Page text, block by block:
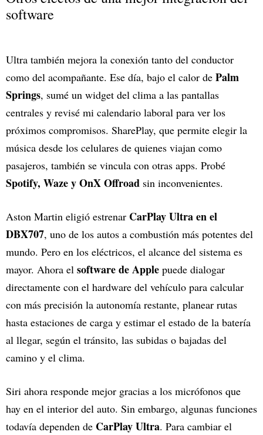
software
Ultra también mejora la conexión tanto del conductor
como del acompañante. Ese día, bajo el calor de Palm
Springs, sumé un widget del clima a las pantallas
centrales y revisé mi calendario laboral para ver los
próximos compromisos. SharePlay, que permite elegir la
música desde los celulares de quienes viajan como
pasajeros, también se vincula con otras apps. Probé
Spotify, Waze y OnX Offroad sin inconvenientes.
Aston Martin eligió estrenar CarPlay Ultra en el
DBX707, uno de los autos a combustión más potentes del
mundo. Pero en los eléctricos, el alcance del sistema es
mayor. Ahora el software de Apple puede dialogar
directamente con el hardware del vehículo para calcular
con más precisión la autonomía restante, planear rutas
hasta estaciones de carga y estimar el estado de la batería
al llegar, según el tránsito, las subidas o bajadas del
camino y el clima.
Siri ahora responde mejor gracias a los micrófonos que
hay en el interior del auto. Sin embargo, algunas funciones
todavía dependen de CarPlay Ultra. Para cambiar el